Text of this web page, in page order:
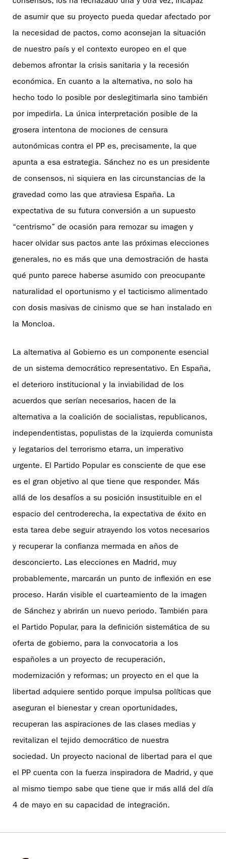
de asumir que su proyecto pueda quedar afectado por
la necesidad de pactos, como aconsejan la situación
de nuestro país y el contexto europeo en el que
debemos afrontar la crisis sanitaria y la recesión
económica. En cuanto a la alternativa, no solo ha
hecho todo lo posible por deslegitimarla sino también
por impedirla. La única interpretación posible de la
grosera intentona de mociones de censura
autonómicas contra el PP es, precisamente, la que
apunta a esa estrategia. Sánchez no es un presidente
de consensos, ni siquiera en las circunstancias de la
gravedad como las que atraviesa España. La
expectativa de su futura conversión a un supuesto
“centrismo” de ocasión para remozar su imagen y
hacer olvidar sus pactos ante las próximas elecciones
generales, no es más que una demostración de hasta
qué punto parece haberse asumido con preocupante
naturalidad el oportunismo y el tacticismo alimentado
con dosis masivas de cinismo que se han instalado en
la Moncloa.
La alternativa al Gobierno es un componente esencial
de un sistema democrático representativo. En España,
el deterioro institucional y la inviabilidad de los
acuerdos que serían necesarios, hacen de la
alternativa a la coalición de socialistas, republicanos,
independentistas, populistas de la izquierda comunista
y legatarios del terrorismo etarra, un imperativo
urgente. El Partido Popular es consciente de que ese
es el gran objetivo al que tiene que responder. Más
allá de los desafíos a su posición insustituible en el
espacio del centroderecha, la expectativa de éxito en
esta tarea debe seguir atrayendo los votos necesarios
y recuperar la confianza mermada en años de
desconcierto. Las elecciones en Madrid, muy
probablemente, marcarán un punto de inflexión en ese
proceso. Harán visible el cuarteamiento de la imagen
de Sánchez y abrirán un nuevo periodo. También para
el Partido Popular, para la definición sistemática de su
oferta de gobierno, para la convocatoria a los
españoles a un proyecto de recuperación,
modernización y reformas; un proyecto en el que la
libertad adquiere sentido porque impulsa políticas que
aseguran el bienestar y crean oportunidades,
recuperan las aspiraciones de las clases medias y
revitalizan el tejido democrático de nuestra
sociedad. Un proyecto nacional de libertad para el que
el PP cuenta con la fuerza inspiradora de Madrid, y que
al mismo tiempo sabe que tiene que ir más allá del día
4 de mayo en su capacidad de integración.